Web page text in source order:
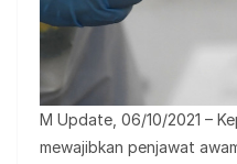
M Update, 06/10/2021 –
mewajibkan penjawat